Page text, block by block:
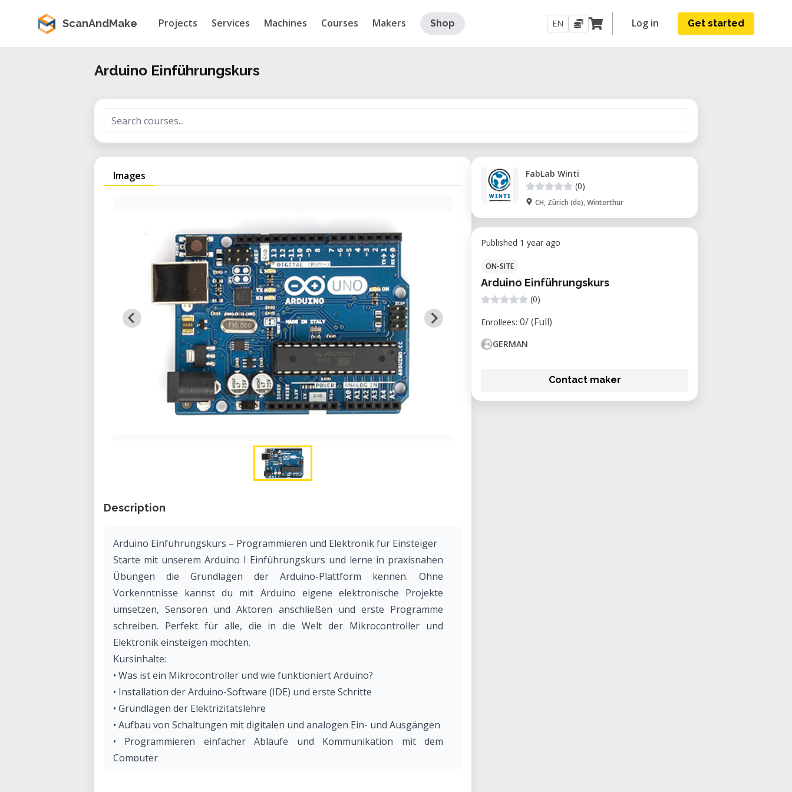
ScanAndMake Projects Services Machines Courses Makers Shop EN Log in Get started
Arduino Einführungskurs
Images
Description
Arduino Einführungskurs – Programmieren und Elektronik für Einsteiger
Starte mit unserem Arduino I Einführungskurs und lerne in praxisnahen
Übungen die Grundlagen der Arduino-Plattform kennen. Ohne
Vorkenntnisse kannst du mit Arduino eigene elektronische Projekte
umsetzen, Sensoren und Aktoren anschließen und erste Programme
schreiben. Perfekt für alle, die in die Welt der Mikrocontroller und
Elektronik einsteigen möchten.
Kursinhalte:
• Was ist ein Mikrocontroller und wie funktioniert Arduino?
• Installation der Arduino-Software (IDE) und erste Schritte
• Grundlagen der Elektrizitätslehre
• Aufbau von Schaltungen mit digitalen und analogen Ein- und Ausgängen
• Programmieren einfacher Abläufe und Kommunikation mit dem
Computer
FabLab Winti
(0)
CH, Zürich (de), Winterthur
Published 1 year ago
ON-SITE
Arduino Einführungskurs
(0)
Enrollees: 0/ (Full)
GERMAN
Contact maker